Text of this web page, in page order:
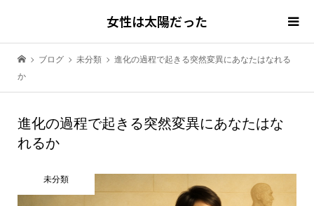
女性は太陽だった
ブログ 未分類
進化の過程で起きる突然変異にあなたはなれる
か
進化の過程で起きる突然変異にあなたはな
れるか
未分類